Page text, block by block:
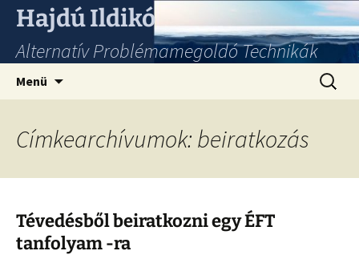
Hajdú Ildikó
Alternatív Problémamegoldó Technikák
Menü
Címkearchívumok: beiratkozás
Tévedésből beiratkozni egy ÉFT
tanfolyam -ra